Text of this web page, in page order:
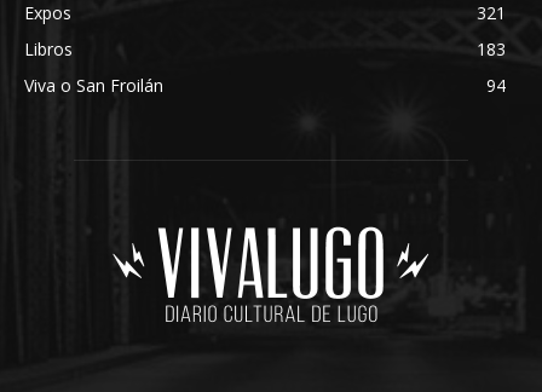
Expos
321
Libros
183
Viva o San Froilán
94